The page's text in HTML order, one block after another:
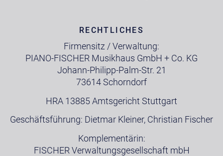
RECHTLICHES
Firmensitz / Verwaltung:
PIANO-FISCHER Musikhaus GmbH + Co. KG
Johann-Philipp-Palm-Str. 21
73614 Schorndorf
HRA 13885 Amtsgericht Stuttgart
Geschäftsführung: Dietmar Kleiner, Christian Fischer
Komplementärin:
FISCHER Verwaltungsgesellschaft mbH